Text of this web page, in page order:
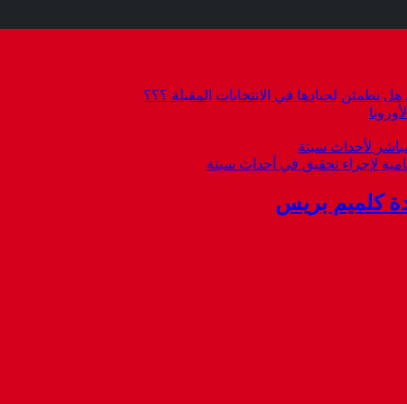
لحيادها في الانتخابات المقبلة ؟؟؟
لأحداث سبتة
لإجراء تحقيق في أحداث سبتة
كلميم بريس